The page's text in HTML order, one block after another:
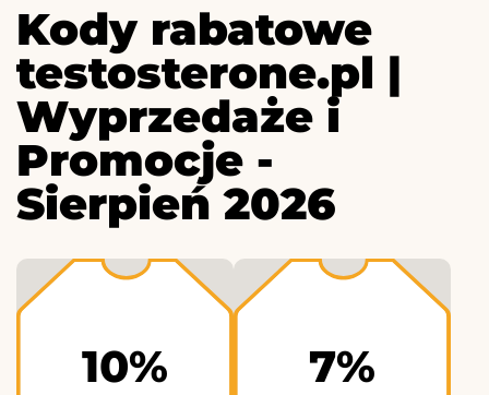
Kody rabatowe
testosterone.pl |
Wyprzedaże i
Promocje -
Sierpień 2026
10% 7%